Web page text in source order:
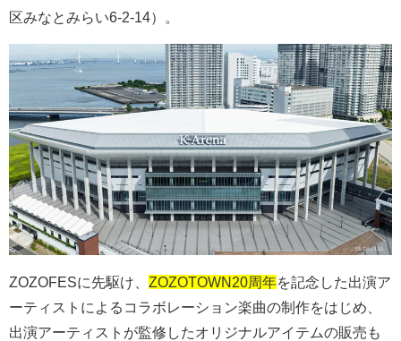
区みなとみらい6-2-14）。
ZOZOFESに先駆け、 ZOZOTOWN20周年を記念した出演ア
ーティストによるコラボレーション楽曲の制作をはじめ、
出演アーティストが監修したオリジナルアイテムの販売も